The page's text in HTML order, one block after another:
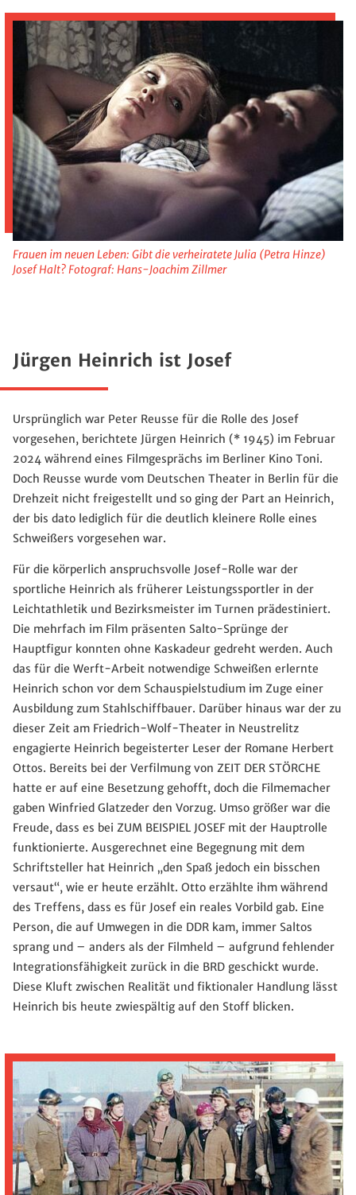
Frauen im neuen Leben: Gibt die verheiratete Julia (Petra Hinze)
Josef Halt? Fotograf: Hans-Joachim Zillmer
Jürgen Heinrich ist Josef
Ursprünglich war Peter Reusse für die Rolle des Josef
vorgesehen, berichtete Jürgen Heinrich (* 1945) im Februar
2024 während eines Filmgesprächs im Berliner Kino Toni.
Doch Reusse wurde vom Deutschen Theater in Berlin für die
Drehzeit nicht freigestellt und so ging der Part an Heinrich,
der bis dato lediglich für die deutlich kleinere Rolle eines
Schweißers vorgesehen war.
Für die körperlich anspruchsvolle Josef-Rolle war der
sportliche Heinrich als früherer Leistungssportler in der
Leichtathletik und Bezirksmeister im Turnen prädestiniert.
Die mehrfach im Film präsenten Salto-Sprünge der
Hauptfigur konnten ohne Kaskadeur gedreht werden. Auch
das für die Werft-Arbeit notwendige Schweißen erlernte
Heinrich schon vor dem Schauspielstudium im Zuge einer
Ausbildung zum Stahlschiffbauer. Darüber hinaus war der zu
dieser Zeit am Friedrich-Wolf-Theater in Neustrelitz
engagierte Heinrich begeisterter Leser der Romane Herbert
Ottos. Bereits bei der Verfilmung von ZEIT DER STÖRCHE
hatte er auf eine Besetzung gehofft, doch die Filmemacher
gaben Winfried Glatzeder den Vorzug. Umso größer war die
Freude, dass es bei ZUM BEISPIEL JOSEF mit der Hauptrolle
funktionierte. Ausgerechnet eine Begegnung mit dem
Schriftsteller hat Heinrich „den Spaß jedoch ein bisschen
versaut“, wie er heute erzählt. Otto erzählte ihm während
des Treffens, dass es für Josef ein reales Vorbild gab. Eine
Person, die auf Umwegen in die DDR kam, immer Saltos
sprang und – anders als der Filmheld – aufgrund fehlender
Integrationsfähigkeit zurück in die BRD geschickt wurde.
Diese Kluft zwischen Realität und fiktionaler Handlung lässt
Heinrich bis heute zwiespältig auf den Stoff blicken.